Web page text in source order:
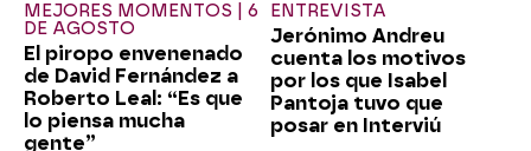
MEJORES MOMENTOS | 6
DE AGOSTO
El piropo envenenado
de David Fernández a
Roberto Leal: “Es que
lo piensa mucha
gente”
ENTREVISTA
Jerónimo Andreu
cuenta los motivos
por los que Isabel
Pantoja tuvo que
posar en Interviú